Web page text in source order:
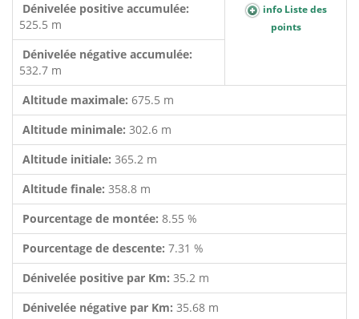
Dénivelée positive accumulée:
525.5 m
info Liste des
points
Dénivelée négative accumulée:
532.7 m
Altitude maximale: 675.5 m
Altitude minimale: 302.6 m
Altitude initiale: 365.2 m
Altitude finale: 358.8 m
Pourcentage de montée: 8.55 %
Pourcentage de descente: 7.31 %
Dénivelée positive par Km: 35.2 m
Dénivelée négative par Km: 35.68 m